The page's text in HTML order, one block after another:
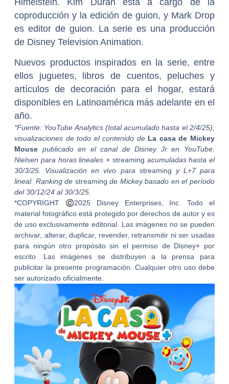
coproducción y la edición de guion, y Mark Drop
es editor de guion. La serie es una producción
de Disney Television Animation.
Nuevos productos inspirados en la serie, entre
ellos juguetes, libros de cuentos, peluches y
artículos de decoración para el hogar, estará
disponibles en Latinoamérica más adelante en el
año.
*Fuente: YouTube Analytics (total acumulado hasta el 2/4/25),
visualizaciones de todo el contenido de La casa de Mickey
Mouse publicado en el canal de Disney Jr en YouTube.
Nielsen para horas lineales + streaming acumuladas hasta el
30/3/25. Visualización en vivo para streaming y L+7 para
lineal. Ranking de streaming de Mickey basado en el período
del 30/12/24 al 30/3/25.
*COPYRIGHT ©2025 Disney Enterprises, Inc. Todo el
material fotográfico está protegido por derechos de autor y es
de uso exclusivamente editorial. Las imágenes no se pueden
archivar, alterar, duplicar, revender, retransmitir ni ser usadas
para ningún otro propósito sin el permiso de Disney+ por
escrito. Las imágenes se distribuyen a la prensa para
publicitar la presente programación. Cualquier otro uso debe
ser autorizado oficialmente.